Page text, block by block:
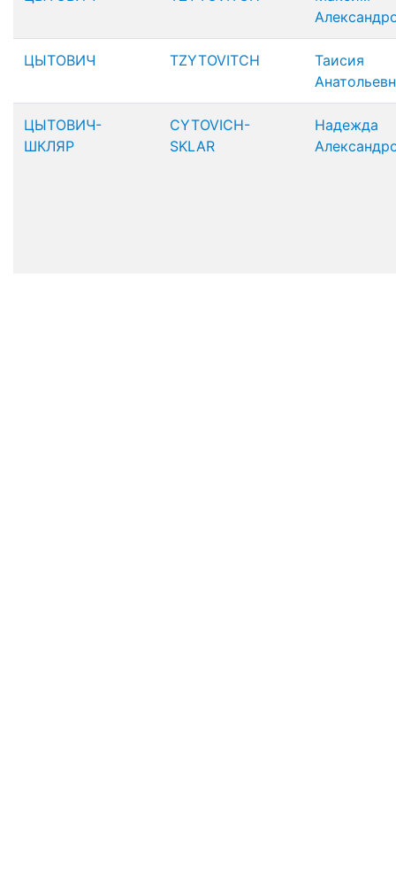
ЦЫТОВИЧ TZYTOVITCH
Таисия
ЦЫТОВИЧ-
ШКЛЯР
CYTOVICH-
SKLAR
Надежда